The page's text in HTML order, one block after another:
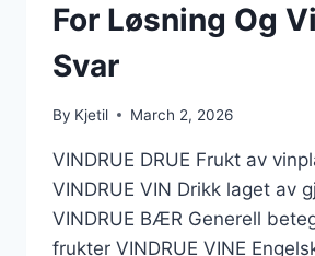
For Løsning Og
Svar
By Kjetil March 2, 2026
VINDRUE DRUE Frukt av
VINDRUE VIN Drikk laget av
VINDRUE BÆR Generell
frukter VINDRUE VINE